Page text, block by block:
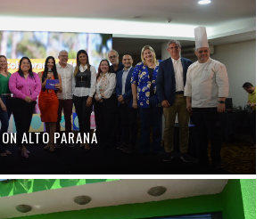
ALTO PARANÁ